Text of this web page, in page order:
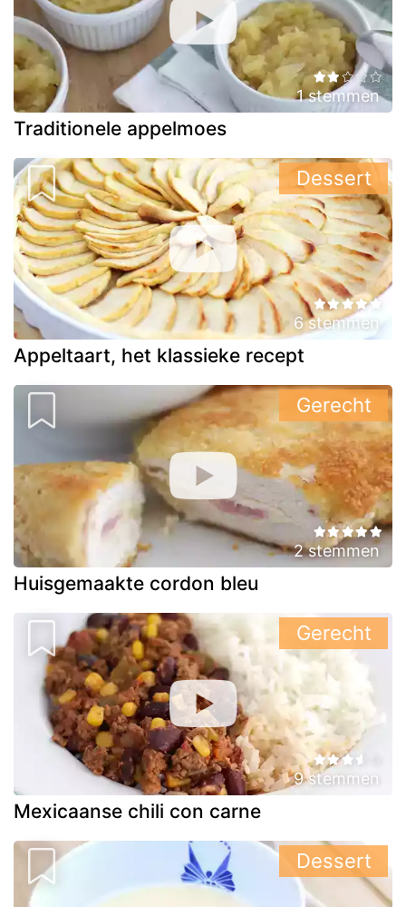
1 stemmen
Traditionele appelmoes
6 stemmen
Appeltaart, het klassieke recept
Dessert
2 stemmen
Huisgemaakte cordon bleu
Gerecht
9 stemmen
Mexicaanse chili con carne
Gerecht
Dessert